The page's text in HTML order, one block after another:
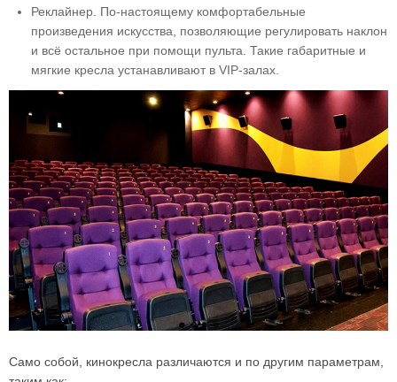
Реклайнер. По-настоящему комфортабельные
произведения искусства, позволяющие регулировать наклон
и всё остальное при помощи пульта. Такие габаритные и
мягкие кресла устанавливают в VIP-залах.
Само собой, кинокресла различаются и по другим параметрам,